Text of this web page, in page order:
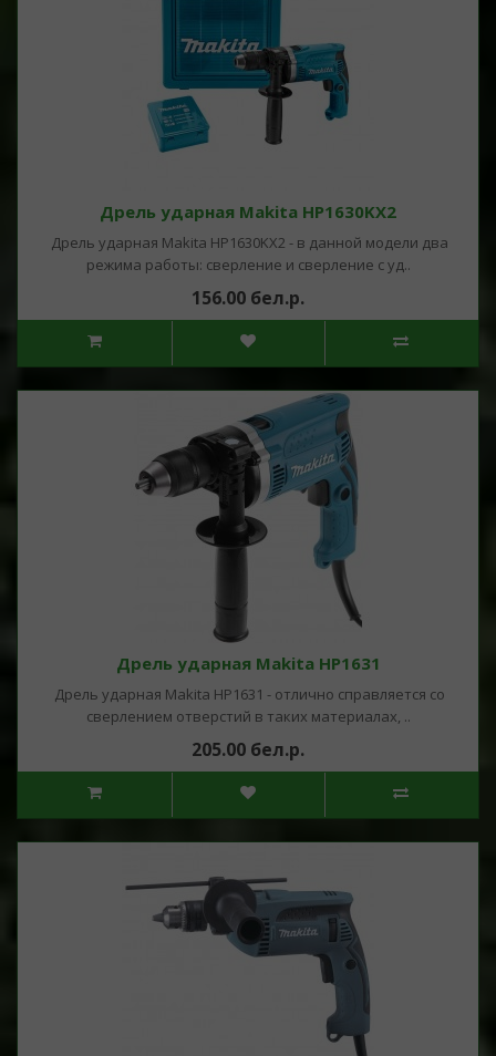
Дрель ударная Makita HP1630KX2
Дрель ударная Makita HP1630KX2 - в данной модели два
режима работы: сверление и сверление с уд..
156.00 бел.р.
Дрель ударная Makita HP1631
Дрель ударная Makita HP1631 - отлично справляется со
сверлением отверстий в таких материалах, ..
205.00 бел.р.